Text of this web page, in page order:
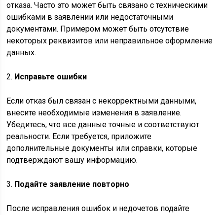
отказа. Часто это может быть связано с техническими
ошибками в заявлении или недостаточными
документами. Примером может быть отсутствие
некоторых реквизитов или неправильное оформление
данных.
2. Исправьте ошибки
Если отказ был связан с некорректными данными,
внесите необходимые изменения в заявление.
Убедитесь, что все данные точные и соответствуют
реальности. Если требуется, приложите
дополнительные документы или справки, которые
подтверждают вашу информацию.
3. Подайте заявление повторно
После исправления ошибок и недочетов подайте